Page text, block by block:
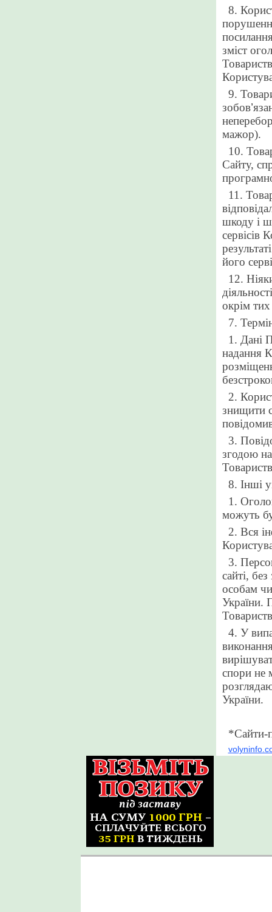
8.
зміст
9.
зобов’
мажор).
10.
Сайту,
11.
шкоду і
сервісів
його
12.
окрім
7.
1. Дані
надання
2.
знищити
3.
згодою
8. Інші
1.
можуть
2. Вся
3.
сайті,
особам
України.
4. У
спори не
України.
*Сайти-